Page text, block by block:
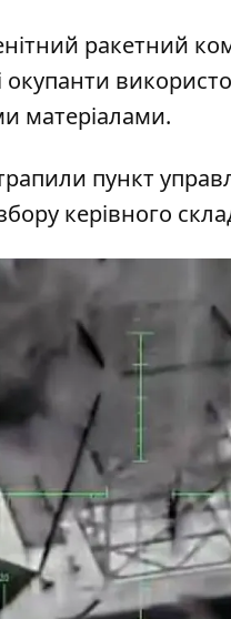
ракетний
матеріалами.
пункт
керівного